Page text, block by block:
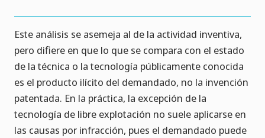
Este análisis se asemeja al de la actividad inventiva,
pero difiere en que lo que se compara con el estado
de la técnica o la tecnología públicamente conocida
es el producto ilícito del demandado, no la invención
patentada. En la práctica, la excepción de la
tecnología de libre explotación no suele aplicarse en
las causas por infracción, pues el demandado puede